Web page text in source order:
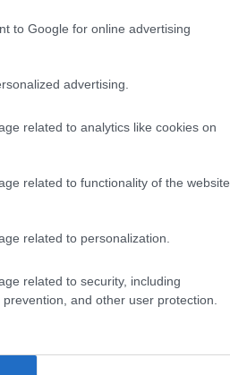
to Google for online advertising
advertising.
related to analytics like cookies on
related to functionality of the website
related to personalization.
related to security, including
and other user protection.